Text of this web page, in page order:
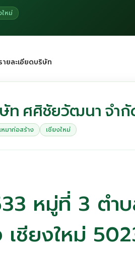
ใหม่
ายละเอียดบริษัท
ท ศศิชัยวัฒนา จำ
หมาก่อสร้าง เชียงใหม่
หมู่ที่ 3 ตำ
เชียงใหม่